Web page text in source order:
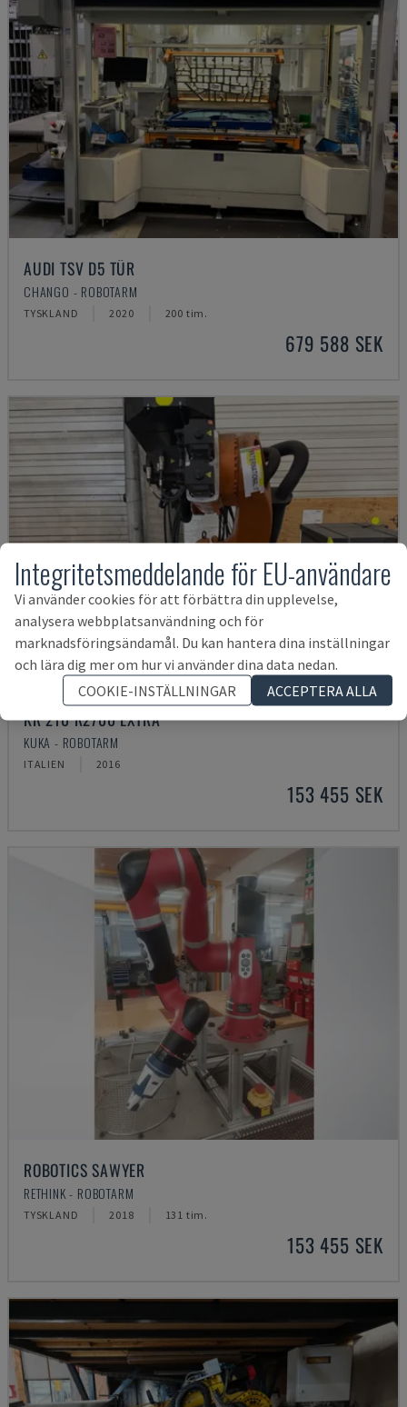
AUDI TSV D5 TÜR
CHANGO - ROBOTARM
TYSKLAND 2020 200 tim.
679 588 SEK
KR 210 R2700 EXTRA
KUKA - ROBOTARM
ITALIEN 2016
153 455 SEK
ROBOTICS SAWYER
RETHINK - ROBOTARM
TYSKLAND 2018 131 tim.
153 455 SEK
Integritetsmeddelande för EU-användare
Vi använder cookies för att förbättra din upplevelse,
analysera webbplatsanvändning och för
marknadsföringsändamål. Du kan hantera dina inställningar
och lära dig mer om hur vi använder dina data nedan.
COOKIE-INSTÄLLNINGAR
ACCEPTERA ALLA